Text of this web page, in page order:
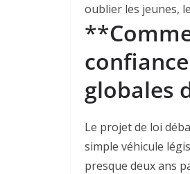
oublier les jeunes,
**
globales
Le projet de loi
simple véhicule
presque deux ans